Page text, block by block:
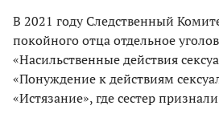
В 2021 году Следственный
покойного отца отдельное
«Насильственные действия
«Понуждение к действиям
«Истязание», где сестер